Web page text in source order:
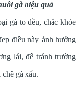
gà hiệu quả
gà to đều, chắc khỏe
điều này ảnh hưởng
lái, để tránh trường
gà xấu.